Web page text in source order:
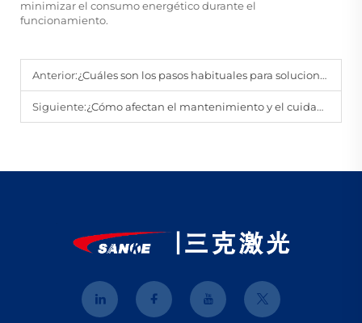
minimizar el consumo energético durante el
funcionamiento.
Anterior:¿Cuáles son los pasos habituales para solucionar problemas con una máquina perforadora láser?
Siguiente:¿Cómo afectan el mantenimiento y el cuidado al rendimiento y la vida útil de las máquinas de limpieza láser portátiles?